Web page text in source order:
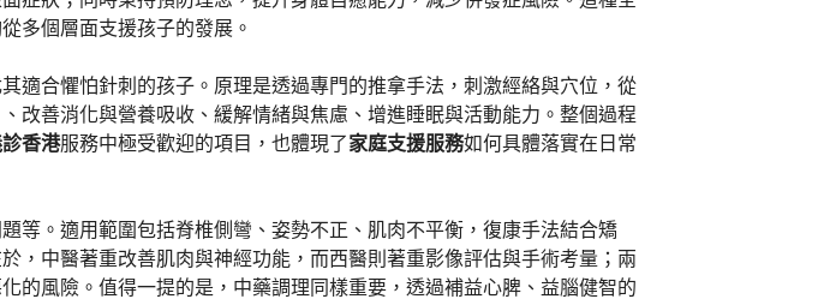
多個層面支援孩子的發展。
適合懼怕針刺的孩子。原理是透過專門的推拿手法，刺激經絡與穴位，從
改善消化與營養吸收、緩解情緒與焦慮、增進睡眠與活動能力。整個過程
香港服務中極受歡迎的項目，也體現了家庭支援服務如何具體落實在日常
等。適用範圍包括脊椎側彎、姿勢不正、肌肉不平衡，復康手法結合矯
，中醫著重改善肌肉與神經功能，而西醫則著重影像評估與手術考量；兩
的風險。值得一提的是，中藥調理同樣重要，透過補益心脾、益腦健智的